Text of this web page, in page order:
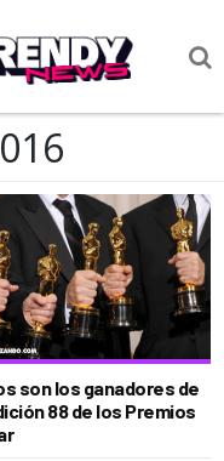
son los ganadores de
88 de los Premios